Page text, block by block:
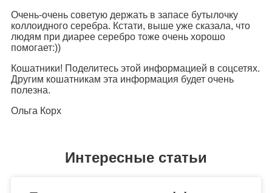
Очень-очень советую держать в запасе бутылочку
коллоидного серебра. Кстати, выше уже сказала, что
людям при диарее серебро тоже очень хорошо
помогает:))
Кошатники! Поделитесь этой информацией в соцсетях.
Другим кошатникам эта информация будет очень
полезна.
Ольга Корх
Интересные статьи